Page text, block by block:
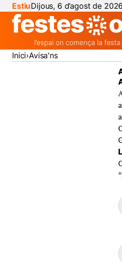
EstiuDijous, 6 d’agost de 2026
Inici Avisa'ns
*